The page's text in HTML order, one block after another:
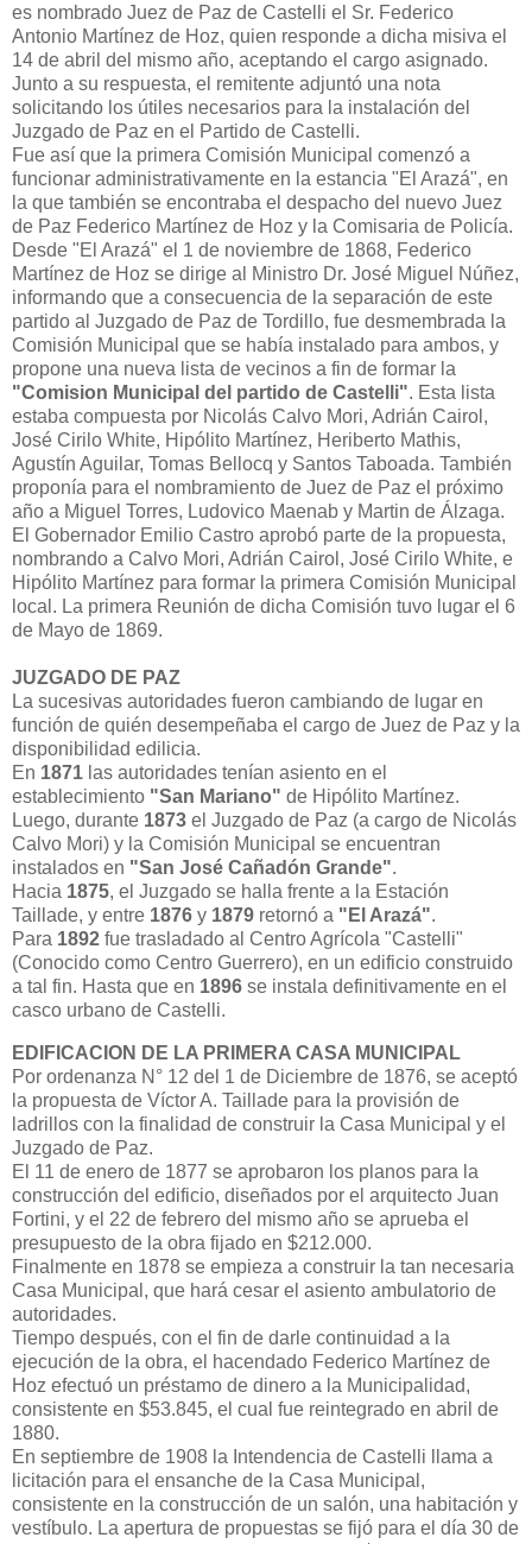
es nombrado Juez de Paz de Castelli el Sr. Federico
Antonio Martínez de Hoz, quien responde a dicha misiva el
14 de abril del mismo año, aceptando el cargo asignado.
Junto a su respuesta, el remitente adjuntó una nota
solicitando los útiles necesarios para la instalación del
Juzgado de Paz en el Partido de Castelli.
Fue así que la primera Comisión Municipal comenzó a
funcionar administrativamente en la estancia "El Arazá", en
la que también se encontraba el despacho del nuevo Juez
de Paz Federico Martínez de Hoz y la Comisaria de Policía.
Desde "El Arazá" el 1 de noviembre de 1868, Federico
Martínez de Hoz se dirige al Ministro Dr. José Miguel Núñez,
informando que a consecuencia de la separación de este
partido al Juzgado de Paz de Tordillo, fue desmembrada la
Comisión Municipal que se había instalado para ambos, y
propone una nueva lista de vecinos a fin de formar la
"Comision Municipal del partido de Castelli". Esta lista
estaba compuesta por Nicolás Calvo Mori, Adrián Cairol,
José Cirilo White, Hipólito Martínez, Heriberto Mathis,
Agustín Aguilar, Tomas Bellocq y Santos Taboada. También
proponía para el nombramiento de Juez de Paz el próximo
año a Miguel Torres, Ludovico Maenab y Martin de Álzaga.
El Gobernador Emilio Castro aprobó parte de la propuesta,
nombrando a Calvo Mori, Adrián Cairol, José Cirilo White, e
Hipólito Martínez para formar la primera Comisión Municipal
local. La primera Reunión de dicha Comisión tuvo lugar el 6
de Mayo de 1869.
JUZGADO DE PAZ
La sucesivas autoridades fueron cambiando de lugar en
función de quién desempeñaba el cargo de Juez de Paz y la
disponibilidad edilicia.
En 1871 las autoridades tenían asiento en el
establecimiento "San Mariano" de Hipólito Martínez.
Luego, durante 1873 el Juzgado de Paz (a cargo de Nicolás
Calvo Mori) y la Comisión Municipal se encuentran
instalados en "San José Cañadón Grande".
Hacia 1875, el Juzgado se halla frente a la Estación
Taillade, y entre 1876 y 1879 retornó a "El Arazá".
Para 1892 fue trasladado al Centro Agrícola "Castelli"
(Conocido como Centro Guerrero), en un edificio construido
a tal fin. Hasta que en 1896 se instala definitivamente en el
casco urbano de Castelli.
EDIFICACION DE LA PRIMERA CASA MUNICIPAL
Por ordenanza N° 12 del 1 de Diciembre de 1876, se aceptó
la propuesta de Víctor A. Taillade para la provisión de
ladrillos con la finalidad de construir la Casa Municipal y el
Juzgado de Paz.
El 11 de enero de 1877 se aprobaron los planos para la
construcción del edificio, diseñados por el arquitecto Juan
Fortini, y el 22 de febrero del mismo año se aprueba el
presupuesto de la obra fijado en $212.000.
Finalmente en 1878 se empieza a construir la tan necesaria
Casa Municipal, que hará cesar el asiento ambulatorio de
autoridades.
Tiempo después, con el fin de darle continuidad a la
ejecución de la obra, el hacendado Federico Martínez de
Hoz efectuó un préstamo de dinero a la Municipalidad,
consistente en $53.845, el cual fue reintegrado en abril de
1880.
En septiembre de 1908 la Intendencia de Castelli llama a
licitación para el ensanche de la Casa Municipal,
consistente en la construcción de un salón, una habitación y
vestíbulo. La apertura de propuestas se fijó para el día 30 de